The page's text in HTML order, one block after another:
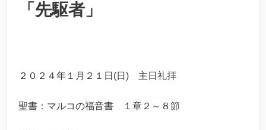
「先駆者」
２０２４年１月２１日(日) 主日礼拝
聖書：マルコの福音書 １章２～８節